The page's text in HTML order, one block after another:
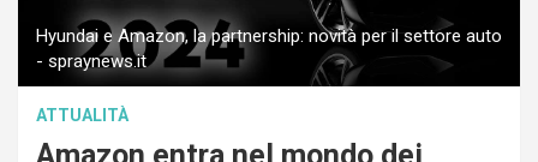
Hyundai e Amazon, la partnership: novità per il settore auto
- spraynews.it
ATTUALITÀ